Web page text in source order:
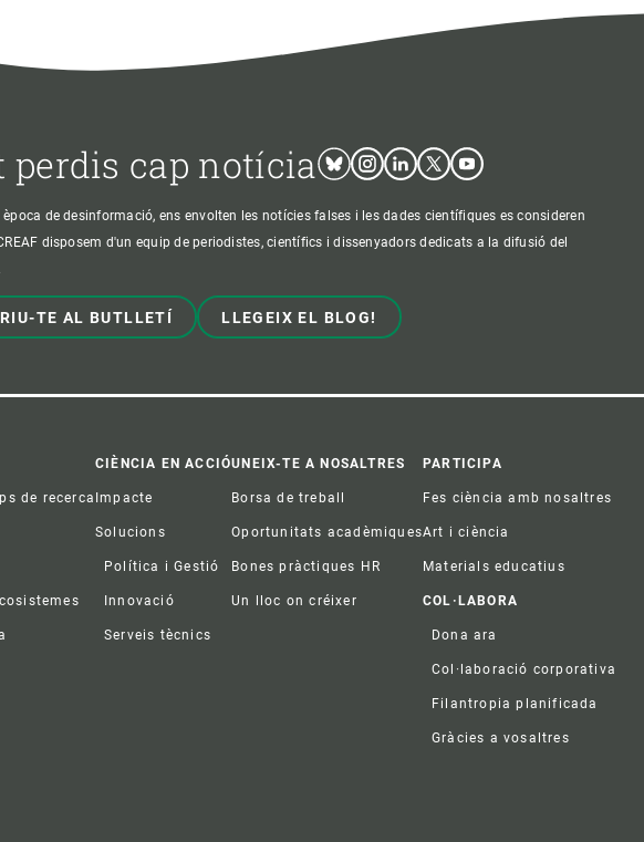
perdis cap notícia BlueskyInstagram
LinkedinTwitterYoutube
de desinformació, ens envolten les notícies falses i les dades científiques es consideren
disposem d'un equip de periodistes, científics i dissenyadors dedicats a la difusió del
TE AL BUTLLETÍ LLEGEIX EL BLOG!
de recerca
CIÈNCIA EN ACCIÓ
Impacte
Solucions
Política i Gestió
Innovació
Serveis tècnics
UNEIX-TE A NOSALTRES
Borsa de treball
Oportunitats acadèmiques
Bones pràctiques HR
Un lloc on créixer
PARTICIPA
Fes ciència amb nosaltres
Art i ciència
Materials educatius
COL·LABORA
Dona ara
Col·laboració corporativa
Filantropia planificada
Gràcies a vosaltres